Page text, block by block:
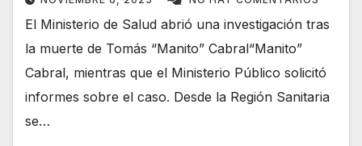
El Ministerio de Salud abrió una investigación tras
la muerte de Tomás “Manito” Cabral“Manito”
Cabral, mientras que el Ministerio Público solicitó
informes sobre el caso. Desde la Región Sanitaria
se…